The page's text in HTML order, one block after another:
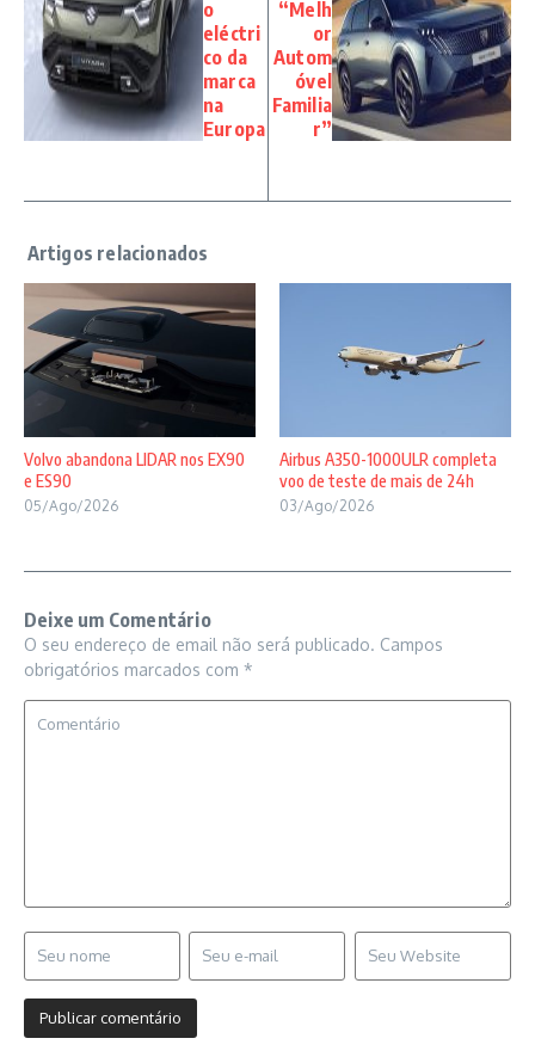
o
eléctri
co da
marca
na
Europa
“Melh
or
Autom
óvel
Familia
r”
Volvo abandona LIDAR nos EX90
e ES90
05/Ago/2026
Airbus A350-1000ULR completa
voo de teste de mais de 24h
03/Ago/2026
Deixe um Comentário
O seu endereço de email não será publicado. Campos
obrigatórios marcados com *